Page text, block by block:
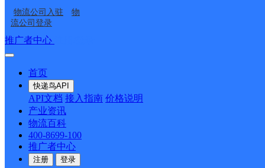
物流公司入驻
物
流公司登录
推广者中心
首页
快递鸟API
API文档 接入指南 价格说明
产业资讯
物流百科
400-8699-100
推广者中心
注册 登录
韵达速递
道城西路494-9号
派送范围:埭内路；深堀
210号；泉山路170号；
大厦；泉山路D幢； 泉